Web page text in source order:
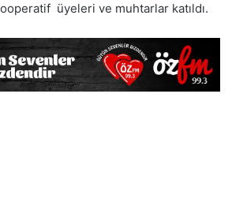
üyeleri ve muhtarlar katıldı.